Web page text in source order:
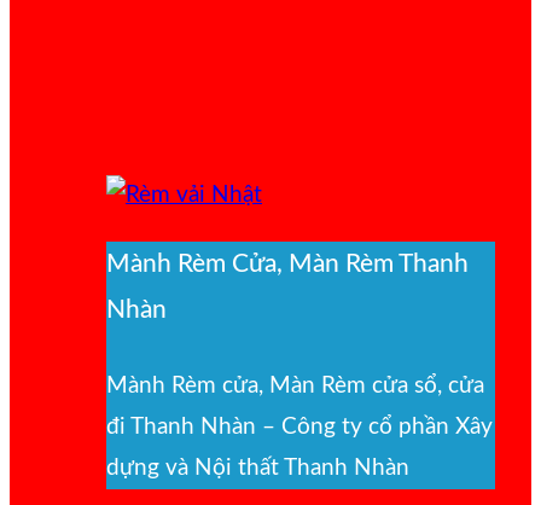
Mành Rèm Cửa, Màn Rèm Thanh
Nhàn
Mành Rèm cửa, Màn Rèm cửa sổ, cửa
đi Thanh Nhàn – Công ty cổ phần Xây
dựng và Nội thất Thanh Nhàn